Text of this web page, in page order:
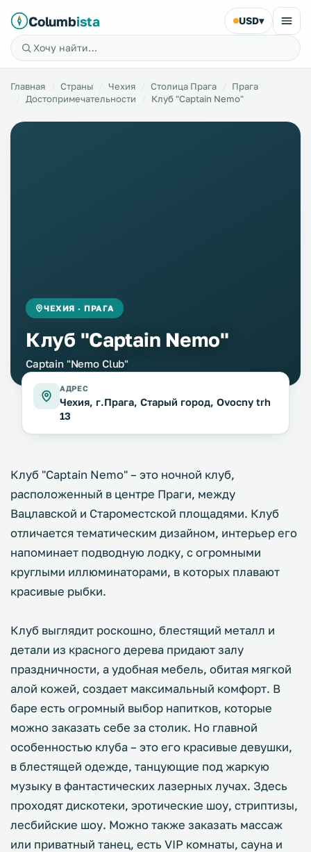
Columbista USD▾
Главная Страны Чехия Столица Прага
Прага
Достопримечательности
Клуб "Captain Nemo"
ЧЕХИЯ · ПРАГА
Клуб "Captain Nemo"
Captain "Nemo Club"
АДРЕС
Чехия, г.Прага, Старый город, Ovocny trh
13
Клуб "Captain Nemo" – это ночной клуб,
расположенный в центре Праги, между
Вацлавской и Староместской площадями. Клуб
отличается тематическим дизайном, интерьер его
напоминает подводную лодку, с огромными
круглыми иллюминаторами, в которых плавают
красивые рыбки.
Клуб выглядит роскошно, блестящий металл и
детали из красного дерева придают залу
праздничности, а удобная мебель, обитая мягкой
алой кожей, создает максимальный комфорт. В
баре есть огромный выбор напитков, которые
можно заказать себе за столик. Но главной
особенностью клуба – это его красивые девушки,
в блестящей одежде, танцующие под жаркую
музыку в фантастических лазерных лучах. Здесь
проходят дискотеки, эротические шоу, стриптизы,
лесбийские шоу. Можно также заказать массаж
или приватный танец, есть VIP комнаты, сауна и